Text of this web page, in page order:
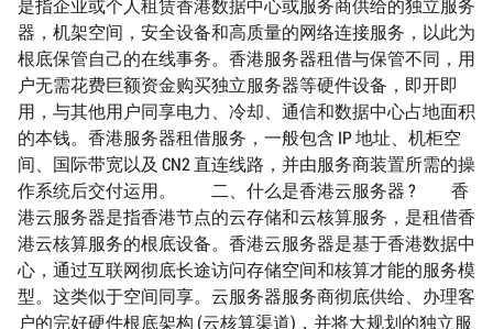
是指企业或个人租赁香港数据中心或服务商供给的独立服务
器，机架空间，安全设备和高质量的网络连接服务，以此为
根底保管自己的在线事务。香港服务器租借与保管不同，用
户无需花费巨额资金购买独立服务器等硬件设备，即开即
用，与其他用户同享电力、冷却、通信和数据中心占地面积
的本钱。香港服务器租借服务，一般包含 IP 地址、机柜空
间、国际带宽以及 CN2 直连线路，并由服务商装置所需的操
作系统后交付运用。 二、什么是香港云服务器 ? 香
港云服务器是指香港节点的云存储和云核算服务，是租借香
港云核算服务的根底设备。香港云服务器是基于香港数据中
心，通过互联网彻底长途访问存储空间和核算才能的服务模
型。这类似于空间同享。云服务器服务商彻底供给、办理客
户的完好硬件根底架构 (云核算渠道)，并将大规划的独立服